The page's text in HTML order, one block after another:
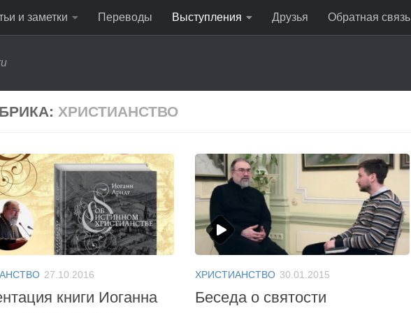
и заметки Переводы Выступления Друзья Обратная связь
ХРИСТИАНСТВО
27.10.2016
книги Иоганна
ХРИСТИАНСТВО 30.01.2015
Беседа о святости